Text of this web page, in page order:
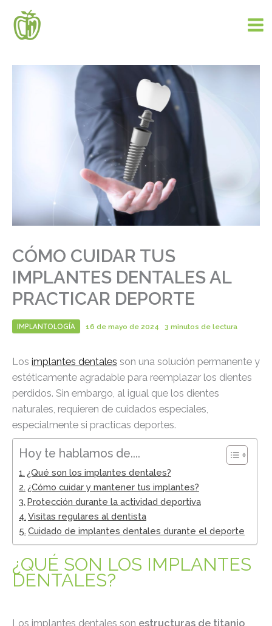
contenido
CÓMO CUIDAR TUS
IMPLANTES DENTALES AL
PRACTICAR DEPORTE
IMPLANTOLOGÍA 16 de mayo de 2024 3 minutos de lectura
Los implantes dentales son una solución permanente y
estéticamente agradable para reemplazar los dientes
perdidos. Sin embargo, al igual que los dientes
naturales, requieren de cuidados especiales,
especialmente si practicas deportes.
Hoy te hablamos de....
¿Qué son los implantes dentales?
¿Cómo cuidar y mantener tus implantes?
Protección durante la actividad deportiva
Visitas regulares al dentista
Cuidado de implantes dentales durante el deporte
¿QUÉ SON LOS IMPLANTES
DENTALES?
Los implantes dentales son estructuras de titanio